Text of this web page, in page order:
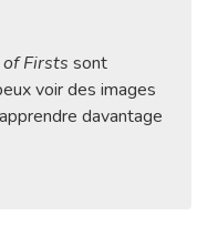
Firsts sont
voir des images
davantage